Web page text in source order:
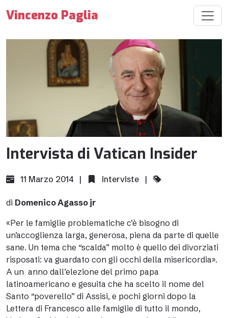
Vincenzo Paglia
Intervista di Vatican Insider
11 Marzo 2014 | interviste |
di Domenico Agasso jr
«Per le famiglie problematiche c’è bisogno di
un’accoglienza larga, generosa, piena da parte di quelle
sane. Un tema che “scalda” molto è quello dei divorziati
risposati: va guardato con gli occhi della misericordia».
A un anno dall’elezione del primo papa
latinoamericano e gesuita che ha scelto il nome del
Santo “poverello” di Assisi, e pochi giorni dopo la
Lettera di Francesco alle famiglie di tutto il mondo,